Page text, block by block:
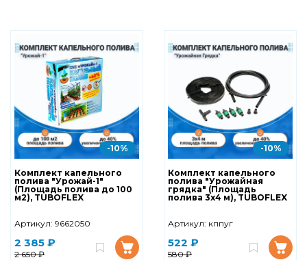
-10%
Комплект капельного
полива "Урожай-1"
(Площадь полива до 100
м2), TUBOFLEX
Артикул: 9662050
2 385 ₽
2 650 ₽
-10%
Комплект капельного
полива "Урожайная
грядка" (Площадь
полива 3х4 м), TUBOFLEX
Артикул: кппуг
522 ₽
580 ₽